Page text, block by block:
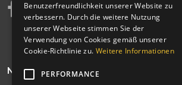
NEWSLETTER
Benutzerfreundlichkeit unserer Website zu
verbessern. Durch die weitere Nutzung
unserer Webseite stimmen Sie der
Verwendung von Cookies gemäß unserer
Cookie-Richtlinie zu. Weitere Informationen
PERFORMANCE